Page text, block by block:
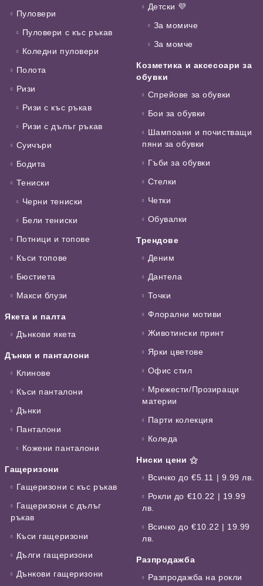
Пуловери
Пуловери с къс ръкав
Коледни пуловери
Полота
Ризи
Ризи с къс ръкав
Ризи с дълъг ръкав
Суичъри
Бодита
Тениски
Черни тениски
Бели тениски
Потници и топове
Къси топове
Бюстиета
Макси блузи
Якета и палта
Дънкови якета
Дънки и панталони
Клинове
Къси панталони
Дънки
Панталони
Кожени панталони
Гащеризони
Гащеризони с къс ръкав
Гащеризони с дълъг
ръкав
Къси гащеризони
Дълги гащеризони
Дънкови гащеризони
Детски 💜
За момиче
За момче
Козметика и аксесоари за
обувки
Спрейове за обувки
Бои за обувки
Шампоани и почистващи
пяни за обувки
Гъби за обувки
Стелки
Четки
Обувалки
Трендове
Деним
Дантела
Точки
Флорални мотиви
Животински принт
Ярки цветове
Офис стил
Мрежести/Прозиращи
материи
Парти колекция
Коледа
Ниски цени ⚝
Всичко до €5.11 | 9.99 лв.
Рокли до €10.22 | 19.99
лв.
Всичко до €10.22 | 19.99
лв.
Разпродажба
Разпродажба на рокли